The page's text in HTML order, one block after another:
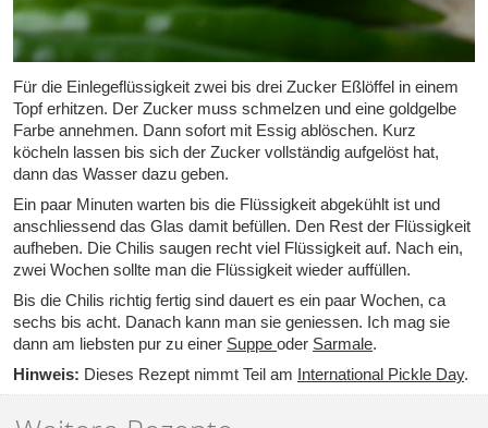
Für die Einlegeflüssigkeit zwei bis drei Zucker Eßlöffel in einem
Topf erhitzen. Der Zucker muss schmelzen und eine goldgelbe
Farbe annehmen. Dann sofort mit Essig ablöschen. Kurz
köcheln lassen bis sich der Zucker vollständig aufgelöst hat,
dann das Wasser dazu geben.
Ein paar Minuten warten bis die Flüssigkeit abgekühlt ist und
anschliessend das Glas damit befüllen. Den Rest der Flüssigkeit
aufheben. Die Chilis saugen recht viel Flüssigkeit auf. Nach ein,
zwei Wochen sollte man die Flüssigkeit wieder auffüllen.
Bis die Chilis richtig fertig sind dauert es ein paar Wochen, ca
sechs bis acht. Danach kann man sie geniessen. Ich mag sie
dann am liebsten pur zu einer Suppe oder Sarmale.
Hinweis: Dieses Rezept nimmt Teil am International Pickle Day.